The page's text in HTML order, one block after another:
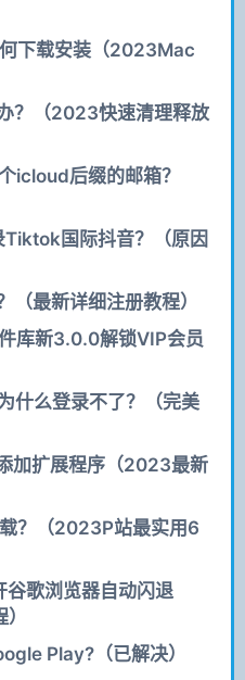
下载安装（2023Mac
？（2023快速清理释放
icloud后缀的邮箱？
国际抖音？（原因
最新详细注册教程）
库新3.0.0解锁VIP会员
什么登录不了？（完美
加扩展程序（2023最新
？（2023P站最实用6
歌浏览器自动闪退
Play?（已解决）